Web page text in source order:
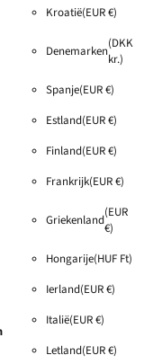
Kroatië(EUR €)
Denemarken(DKK
kr.)
Spanje(EUR €)
Estland(EUR €)
Finland(EUR €)
Frankrijk(EUR €)
Griekenland(EUR
€)
Hongarije(HUF Ft)
Ierland(EUR €)
Italië(EUR €)
Letland(EUR €)